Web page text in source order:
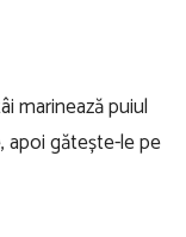
marinează puiul
apoi gătește-le pe